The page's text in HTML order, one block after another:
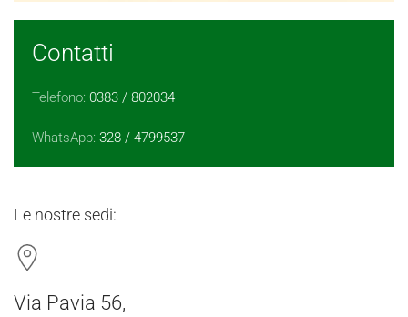
Contatti
Telefono: 0383 / 802034
WhatsApp: 328 / 4799537
Le nostre sedi:
Via Pavia 56,